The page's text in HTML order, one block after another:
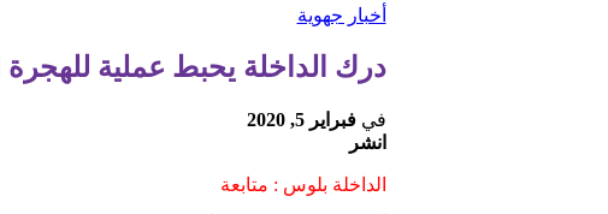
أخبار جهوية
درك الداخلة يحبط عملية للهجرة
فيفبراير 5, 2020
انشر
الداخلة بلوس : متابعة